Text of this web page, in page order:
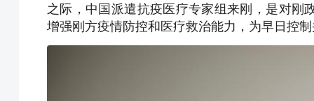
之际，中国派遣抗疫医疗专家组来刚，是对刚
增强刚方疫情防控和医疗救治能力，为早日控